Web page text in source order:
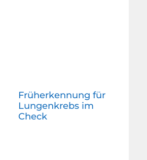
Früherkennung für
Lungenkrebs im
Check